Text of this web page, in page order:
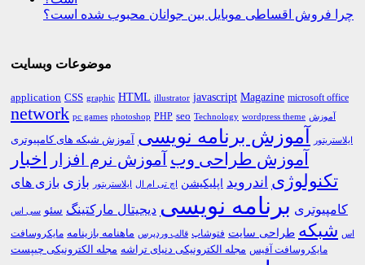
چرا فروش اقساطی موبایل بین جوانان محبوب شده است؟
موضوعات وبسایت
application CSS graphic HTML illustrator javascript Magazine microsoft office
network pc games photoshop PHP seo Technology wordpress theme آموزش
ایلاستریتور آموزش برنامه نویسی آموزش شبکه های کامپیوتری
آموزش طراحی وب آموزش نرم افزار اخبار
تکنولوژی اندروید اپلیکیشن اچ تی ام ال ایلاستریتور بازی بازی های
کامپیوتری برنامه نویسی دیجیتال مارکتینگ سئو سی اس
اس شبکه طراحی سایت فتوشاپ قالب وردپرس ماهنامه بازینامه مایکروسافت
مایکروسافت آفیس مجله الکترونیکی دنیای تراشه مجله الکترونیکی چیپست